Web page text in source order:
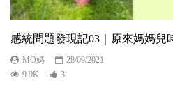
感統問題發現記03｜原來媽媽兒
MO媽
28/09/2021
9.9K
3